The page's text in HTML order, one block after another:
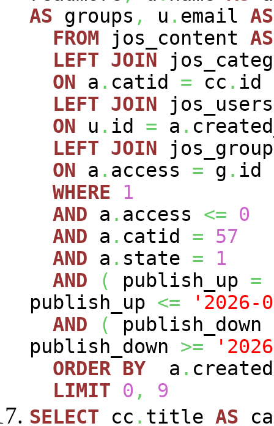
AS groups , u . email AS
FROM jos_content AS
LEFT JOIN
ON a . catid = cc . id
LEFT JOIN
ON u . id = a .
LEFT JOIN
ON a . access = g . id
WHERE
1
AND a . access <=
0
AND a . catid =
57
AND a . state =
1
AND
( publish_up =
publish_up <=
'2026-
AND
( publish_down
publish_down >=
ORDER BY a .
LIMIT
0 ,
9
SELECT cc . title AS